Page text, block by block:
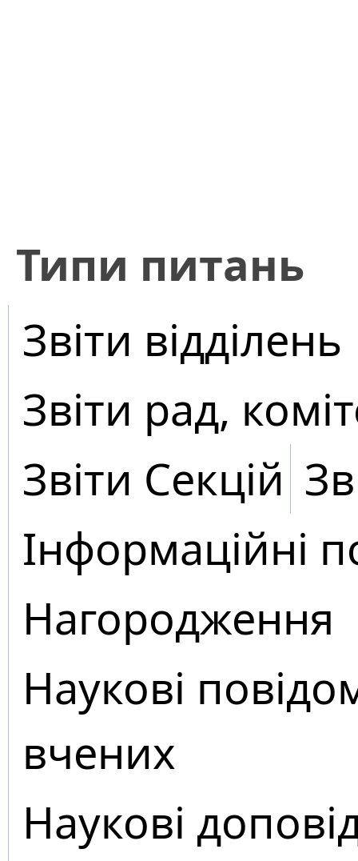
​Типи питань
Звіти відділень
Звіти рад,
Звіти Секцій
Інформаційні
Нагородження
Наукові
вчених
Наукові